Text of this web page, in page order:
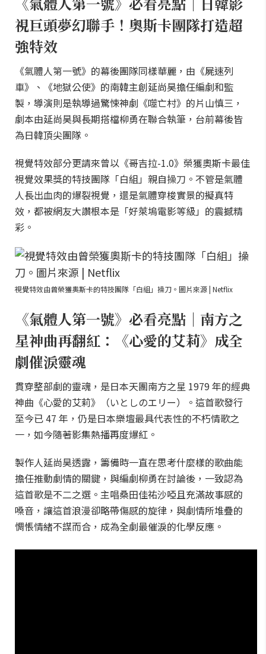
視巨頭夢幻聯手！奧斯卡團隊打造超
強特效
《氣體人第一號》的幕後團隊同樣華麗，由《屍速列
車》、《地獄公使》的南韓主創延尚昊擔任編劇和監
製，導演則是執導過驚悚神劇《噬亡村》的片山慎三，
劇本由延尚昊與長期搭檔柳勇在聯合執筆，台前幕後皆
為日韓頂尖團隊。
視覺特效部分更請來曾以《哥吉拉-1.0》榮獲奧斯卡最佳
視覺效果獎的特技團隊「白組」親自操刀。不管是氣體
人長出血肉的爆裂視覺，還是氣體穿梭實景的擬真特
效，都被網友大讚根本是「好萊塢電影等級」的震撼精
彩。
視覺特效由曾榮獲奧斯卡的特技團隊「白組」操刀。圖片來源 | Netflix
《氣體人第一號》必看亮點｜南方之
星神曲再翻紅：《心愛的艾莉》成全
劇催淚靈魂
貫穿整部劇的靈魂，是日本天團南方之星 1979 年的經典
神曲《心愛的艾莉》（いとしのエリー）。這首歌發行
至今已 47 年，仍是日本樂壇最具代表性的不朽情歌之
一，如今隨著影集熱播再度爆紅。
製作人延尚昊透露，籌備時一直在思考什麼樣的歌曲能
擔任推動劇情的關鍵，與編劇柳勇在討論後，一致認為
這首歌是不二之選。主唱桑田佳祐沙啞且充滿故事感的
嗓音，讓這首浪漫卻略帶傷感的旋律，與劇情所堆疊的
惆悵情緒不謀而合，成為全劇最催淚的化學反應。